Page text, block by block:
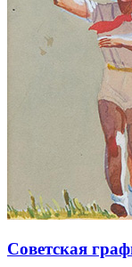
Советская